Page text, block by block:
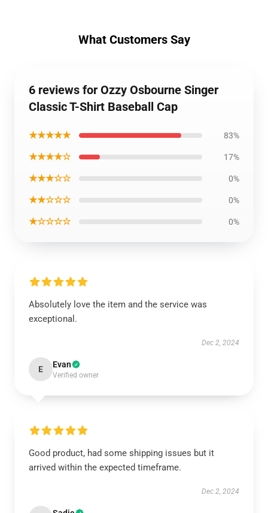
What Customers Say
6 reviews for Ozzy Osbourne Singer
Classic T-Shirt Baseball Cap
★★★★★ 83%
★★★★☆ 17%
★★★☆☆ 0%
★★☆☆☆ 0%
★☆☆☆☆ 0%
Absolutely love the item and the service was
exceptional.
Dec 2, 2024
E Evan
Verified owner
Good product, had some shipping issues but it
arrived within the expected timeframe.
Dec 2, 2024